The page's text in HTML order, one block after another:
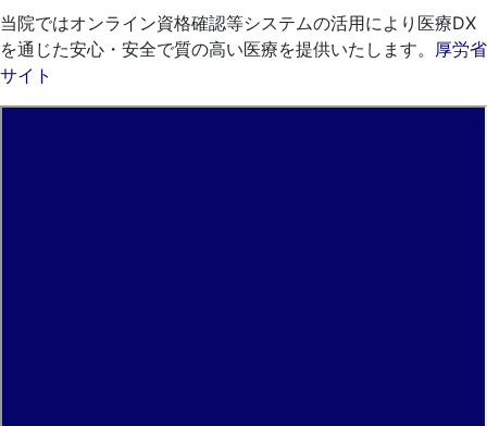
当院ではオンライン資格確認等システムの活用により医療DX
を通じた安心・安全で質の高い医療を提供いたします。 厚労省
サイト